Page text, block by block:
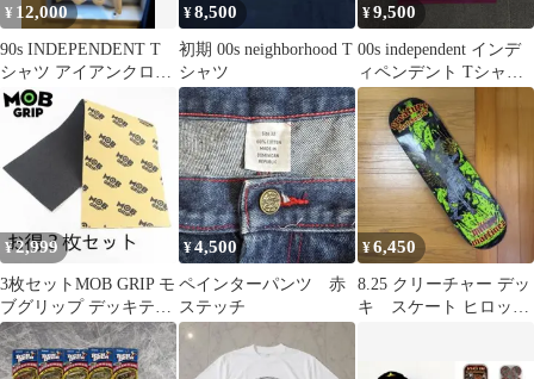
¥ 12,000
90s INDEPENDENT T
シャツ アイアンクロ
ス Mサイズ
¥8,500
初期 00s neighborhood T
シャツ
¥9,500
00s independent インデ
ィペンデント Tシャツ
アイアンクロス OLD
SKATE ビンテージ 古
着 半袖
¥2,999
3枚セットMOB GRIP モ
ブグリップ デッキテー
プ 9×33 専用箱梱包発
送
¥4,500
ペインターパンツ 赤
ステッチ
¥6,450
8.25 クリーチャー デッ
キ スケート ヒロット